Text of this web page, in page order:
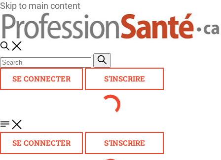
Skip to main content
SE CONNECTER S'INSCRIRE
SE CONNECTER S'INSCRIRE